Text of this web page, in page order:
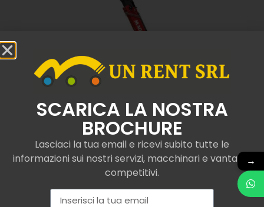
→
SCARICA LA NOSTRA
BROCHURE
Lasciaci la tua email e ricevi subito tutte le
informazioni sui nostri servizi, macchinari e vantaggi
competitivi.